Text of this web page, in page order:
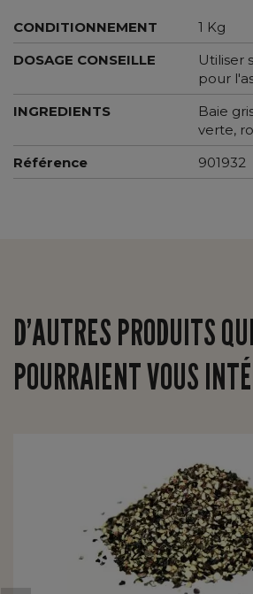
CONDITIONNEMENT
1 Kg
DOSAGE CONSEILLE
Utiliser
pour
INGREDIENTS
Baie
verte,
Référence
901932
D’AUTRES PRODUITS QUI
POURRAIENT VOUS